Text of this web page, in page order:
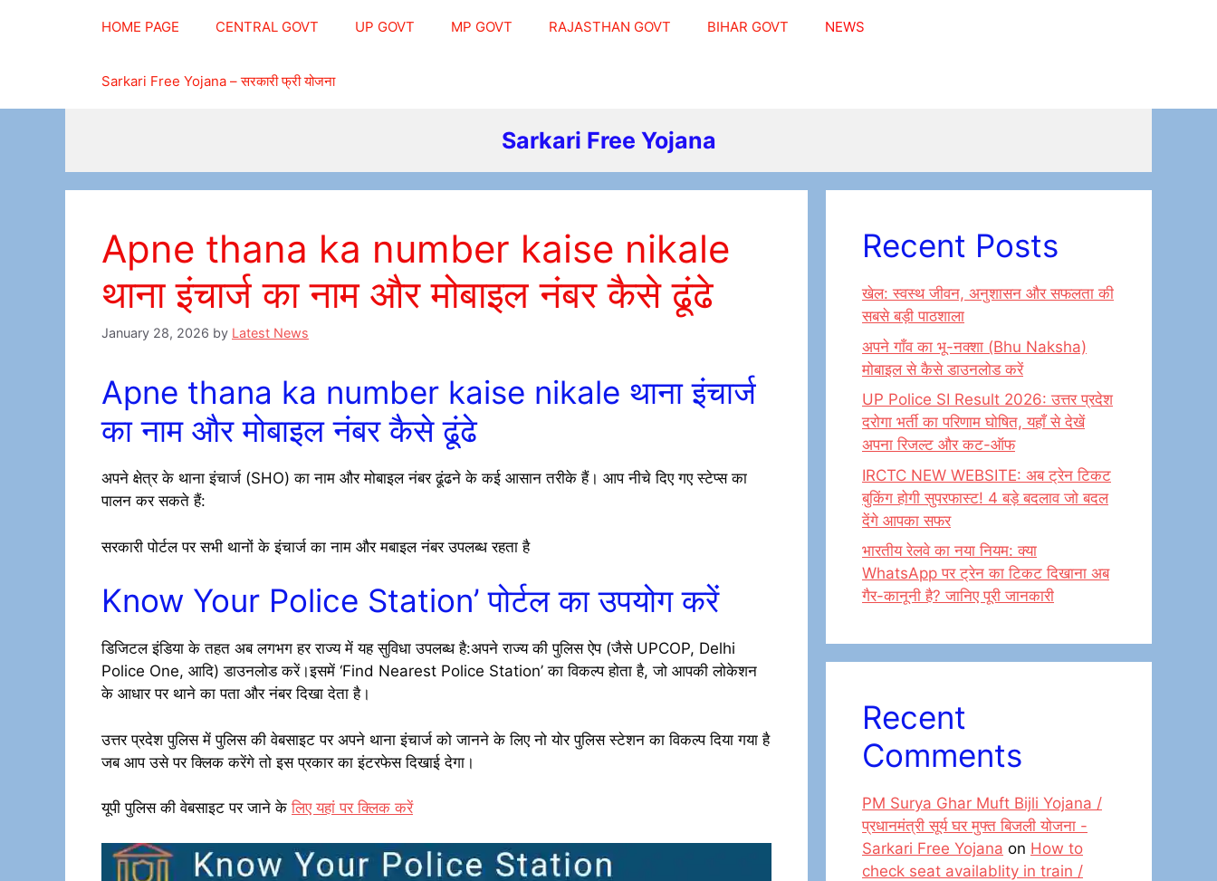
HOME PAGE CENTRAL GOVT UP GOVT MP GOVT RAJASTHAN GOVT BIHAR GOVT NEWS
Sarkari Free Yojana – सरकारी फ्री योजना
Sarkari Free Yojana
Apne thana ka number kaise nikale
थाना इंचार्ज का नाम और मोबाइल नंबर कैसे ढूंढे
January 28, 2026 by Latest News
Apne thana ka number kaise nikale थाना इंचार्ज
का नाम और मोबाइल नंबर कैसे ढूंढे
अपने क्षेत्र के थाना इंचार्ज (SHO) का नाम और मोबाइल नंबर ढूंढने के कई आसान तरीके हैं। आप नीचे दिए गए स्टेप्स का
पालन कर सकते हैं:
सरकारी पोर्टल पर सभी थानों के इंचार्ज का नाम और मबाइल नंबर उपलब्ध रहता है
Know Your Police Station’ पोर्टल का उपयोग करें
डिजिटल इंडिया के तहत अब लगभग हर राज्य में यह सुविधा उपलब्ध है:अपने राज्य की पुलिस ऐप (जैसे UPCOP, Delhi
Police One, आदि) डाउनलोड करें।इसमें ‘Find Nearest Police Station’ का विकल्प होता है, जो आपकी लोकेशन
के आधार पर थाने का पता और नंबर दिखा देता है।
उत्तर प्रदेश पुलिस में पुलिस की वेबसाइट पर अपने थाना इंचार्ज को जानने के लिए नो योर पुलिस स्टेशन का विकल्प दिया गया है
जब आप उसे पर क्लिक करेंगे तो इस प्रकार का इंटरफेस दिखाई देगा।
यूपी पुलिस की वेबसाइट पर जाने केलिए यहां पर क्लिक करें
Recent Posts
खेल: स्वस्थ जीवन, अनुशासन और सफलता की
सबसे बड़ी पाठशाला
अपने गाँव का भू-नक्शा (Bhu Naksha)
मोबाइल से कैसे डाउनलोड करें
UP Police SI Result 2026: उत्तर प्रदेश
दरोगा भर्ती का परिणाम घोषित, यहाँ से देखें
अपना रिजल्ट और कट-ऑफ
IRCTC NEW WEBSITE: अब ट्रेन टिकट
बुकिंग होगी सुपरफास्ट! 4 बड़े बदलाव जो बदल
देंगे आपका सफर
भारतीय रेलवे का नया नियम: क्या
WhatsApp पर ट्रेन का टिकट दिखाना अब
गैर-कानूनी है? जानिए पूरी जानकारी
Recent
Comments
PM Surya Ghar Muft Bijli Yojana /
प्रधानमंत्री सूर्य घर मुफ्त बिजली योजना -
Sarkari Free Yojana on How to
check seat availablity in train /